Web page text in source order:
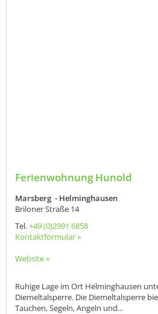
Ferienwohnung Hunold
Marsberg - Helminghausen
Briloner Straße 14
Tel.+49 (0)2991 6858
Kontaktformular »
Website »
Ruhige Lage im Ort Helminghausen
Diemeltalsperre. Die Diemeltalsperre
Tauchen, Segeln, Angeln und...